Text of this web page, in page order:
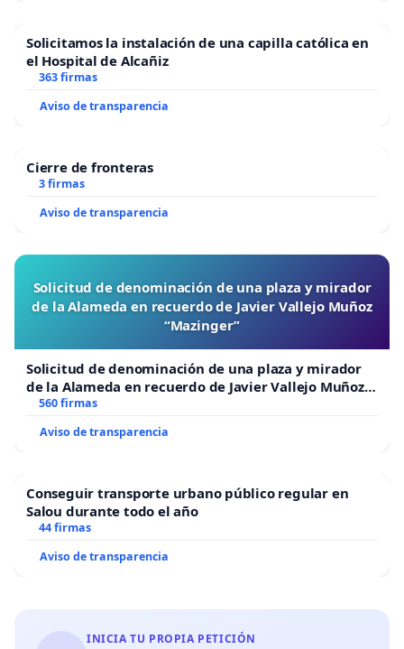
Solicitamos la instalación de una capilla católica en
el Hospital de Alcañiz
363 firmas
Aviso de transparencia
Cierre de fronteras
3 firmas
Aviso de transparencia
Solicitud de denominación de una plaza y mirador
de la Alameda en recuerdo de Javier Vallejo Muñoz
“Mazinger”
Solicitud de denominación de una plaza y mirador
de la Alameda en recuerdo de Javier Vallejo Muñoz
“Mazinger”
560 firmas
Aviso de transparencia
Conseguir transporte urbano público regular en
Salou durante todo el año
44 firmas
Aviso de transparencia
INICIA TU PROPIA PETICIÓN